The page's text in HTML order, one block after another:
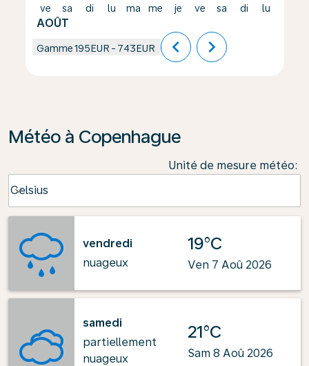
ve
AOÛT
sa di lu ma me je ve sa di lu
Gamme195EUR - 743EUR chevron_left chevron_right
Météo à Copenhague
Unité de mesure météo:
Celsius
keyboard_arrow_down
vendredi
nuageux
19°C
Ven 7 Aoû 2026
samedi
partiellement
nuageux
21°C
Sam 8 Aoû 2026